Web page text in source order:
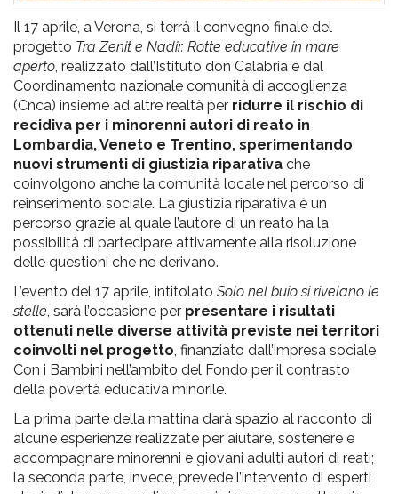
Il 17 aprile, a Verona, si terrà il convegno finale del
progetto Tra Zenit e Nadir. Rotte educative in mare
aperto , realizzato dall’Istituto don Calabria e dal
Coordinamento nazionale comunità di accoglienza
(Cnca) insieme ad altre realtà per ridurre il rischio di
recidiva per i minorenni autori di reato in
Lombardia, Veneto e Trentino, sperimentando
nuovi strumenti di giustizia riparativa che
coinvolgono anche la comunità locale nel percorso di
reinserimento sociale. La giustizia riparativa è un
percorso grazie al quale l’autore di un reato ha la
possibilità di partecipare attivamente alla risoluzione
delle questioni che ne derivano.
L’evento del 17 aprile, intitolato Solo nel buio si rivelano le
stelle , sarà l’occasione per presentare i risultati
ottenuti nelle diverse attività previste nei territori
coinvolti nel progetto , finanziato dall’impresa sociale
Con i Bambini nell’ambito del Fondo per il contrasto
della povertà educativa minorile.
La prima parte della mattina darà spazio al racconto di
alcune esperienze realizzate per aiutare, sostenere e
accompagnare minorenni e giovani adulti autori di reati;
la seconda parte, invece, prevede l’intervento di esperti